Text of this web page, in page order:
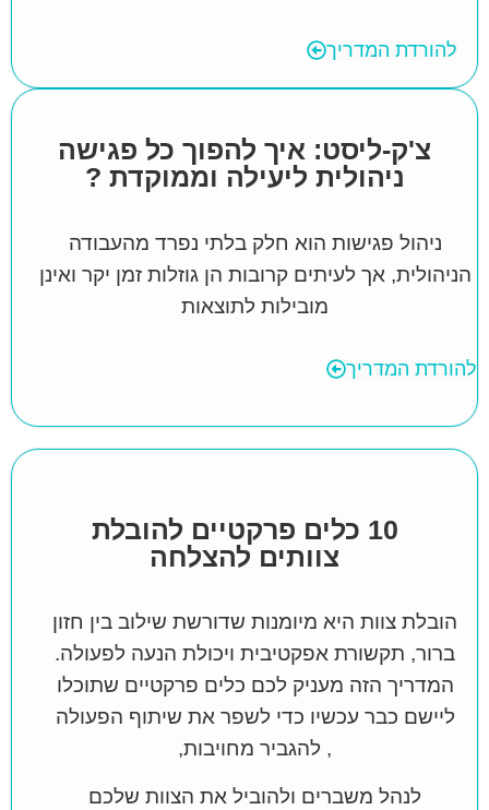
להורדת המדריך
צ'ק-ליסט: איך להפוך כל פגישה
ניהולית ליעילה וממוקדת ?
ניהול פגישות הוא חלק בלתי נפרד מהעבודה
הניהולית, אך לעיתים קרובות הן גוזלות זמן יקר ואינן
מובילות לתוצאות
להורדת המדריך
10 כלים פרקטיים להובלת
צוותים להצלחה
הובלת צוות היא מיומנות שדורשת שילוב בין חזון
ברור, תקשורת אפקטיבית ויכולת הנעה לפעולה.
המדריך הזה מעניק לכם כלים פרקטיים שתוכלו
ליישם כבר עכשיו כדי לשפר את שיתוף הפעולה
, להגביר מחויבות,
לנהל משברים ולהוביל את הצוות שלכם